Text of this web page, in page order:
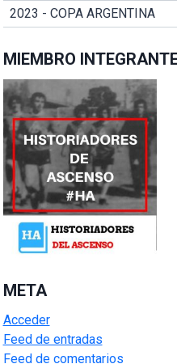
2023 - COPA ARGENTINA
MIEMBRO
META
Acceder
Feed de entradas
Feed de comentarios